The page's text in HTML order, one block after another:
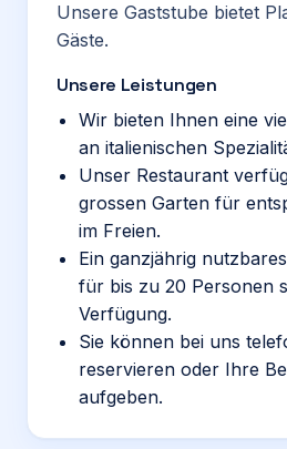
Unsere Gaststube bietet
Gäste.
Unsere Leistungen
Wir bieten Ihnen eine
an italienischen
Unser Restaurant
grossen Garten für
im Freien.
Ein ganzjährig
für bis zu 20 Personen
Verfügung.
Sie können bei uns
reservieren oder Ihre
aufgeben.